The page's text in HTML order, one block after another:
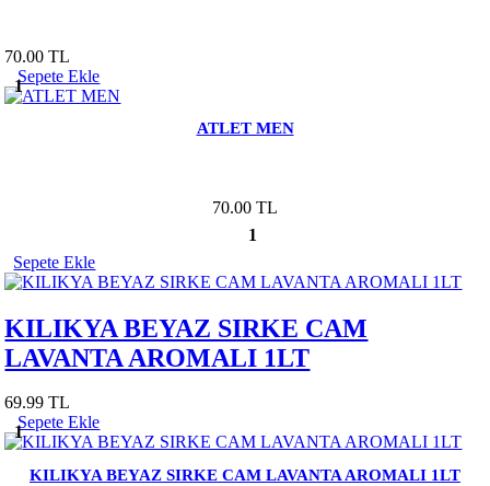
70.00 TL
1
Sepete Ekle
ATLET MEN
70.00 TL
1
Sepete Ekle
KILIKYA BEYAZ SIRKE CAM
LAVANTA AROMALI 1LT
69.99 TL
1
Sepete Ekle
KILIKYA BEYAZ SIRKE CAM LAVANTA AROMALI 1LT